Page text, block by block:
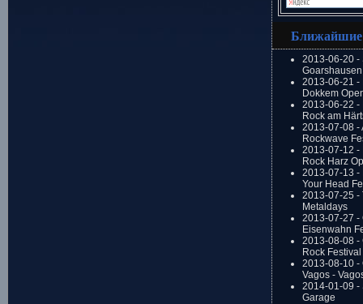
2013-06-20 -
2013-06-21 -
Dokkem
2013-06-22 -
Rock am
2013-07-08 -
Rockwave
2013-07-12 -
Rock Harz
2013-07-13 -
Your Head
2013-07-25 -
Metaldays
2013-07-27 -
Eisenwahn
2013-08-08 -
Rock Festival
2013-08-10 -
Vagos -
2014-01-09 -
Garage